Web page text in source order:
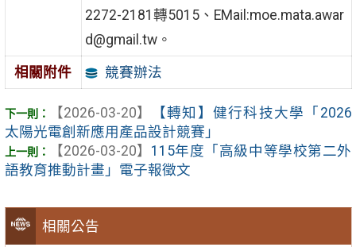
相關公告
2272-2181轉5015、EMail:moe.mata.awar
d@gmail.tw。
相關附件 競賽辦法
【2026-03-20】
【轉知】健行科技大學「2026
太陽光電創新應用產品設計競賽」
【2026-03-20】 115年度「高級中等學校第二外
語教育推動計畫」電子報徵文